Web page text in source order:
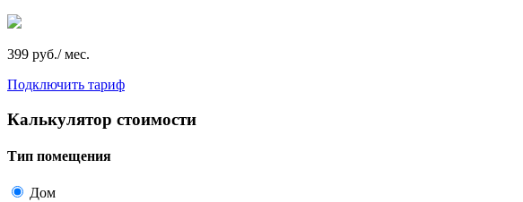
399 руб./ мес.
Подключить тариф
Калькулятор стоимости
Тип помещения
Дом